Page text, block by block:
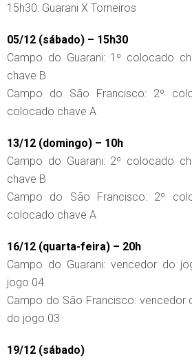
15h30: Guarani X Torneiros
05/12 (sábado) – 15h30
Campo do Guarani: 1º colocado
chave B
Campo do São Francisco: 2º
colocado chave A
13/12 (domingo) – 10h
Campo do Guarani: 2º colocado
chave B
Campo do São Francisco: 2º
colocado chave A
16/12 (quarta-feira) – 20h
Campo do Guarani: vencedor do
jogo 04
Campo do São Francisco:
do jogo 03
19/12 (sábado)